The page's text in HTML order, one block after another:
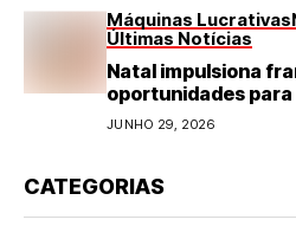
Máquinas Lucrativas
Últimas Notícias
Natal impulsiona
oportunidades
do varejo
JUNHO 29, 2026
CATEGORIAS